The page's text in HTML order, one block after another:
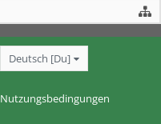
Deutsch [Du]
Nutzungsbedingungen